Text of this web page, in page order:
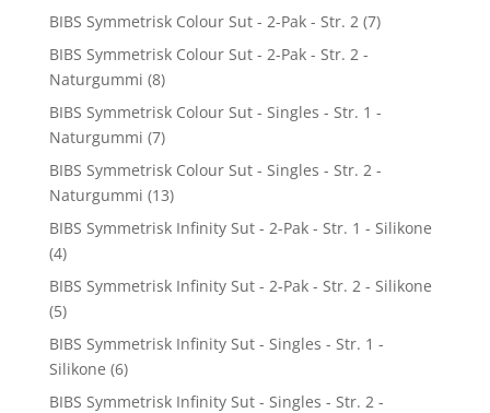
BIBS Symmetrisk Colour Sut - 2-Pak - Str. 2 (7)
BIBS Symmetrisk Colour Sut - 2-Pak - Str. 2 -
Naturgummi (8)
BIBS Symmetrisk Colour Sut - Singles - Str. 1 -
Naturgummi (7)
BIBS Symmetrisk Colour Sut - Singles - Str. 2 -
Naturgummi (13)
BIBS Symmetrisk Infinity Sut - 2-Pak - Str. 1 - Silikone
(4)
BIBS Symmetrisk Infinity Sut - 2-Pak - Str. 2 - Silikone
(5)
BIBS Symmetrisk Infinity Sut - Singles - Str. 1 -
Silikone (6)
BIBS Symmetrisk Infinity Sut - Singles - Str. 2 -